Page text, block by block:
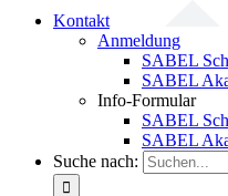
Kontakt
Anmeldung
SABEL
SABEL
Info-Formular
SABEL
SABEL
Suche nach: